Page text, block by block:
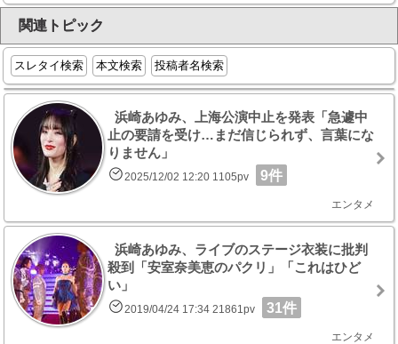
関連トピック
スレタイ検索 本文検索 投稿者名検索
浜崎あゆみ、上海公演中止を発表「急遽中
止の要請を受け…まだ信じられず、言葉にな
りません」
2025/12/02 12:20 1105pv 9件
エンタメ
浜崎あゆみ、ライブのステージ衣装に批判
殺到「安室奈美恵のパクリ」「これはひど
い」
2019/04/24 17:34 21861pv 31件
エンタメ